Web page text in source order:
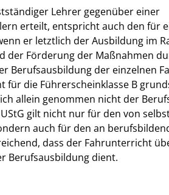
Lehrer gegenüber einer
erteilt, entspricht auch den für
er letztlich der Ausbildung im
der Förderung der Maßnahmen
Berufsausbildung der einzelnen
die Führerscheinklasse B
allein genommen nicht der
gilt nicht nur für den von
auch für den an
dass der Fahrunterricht
Berufsausbildung dient.